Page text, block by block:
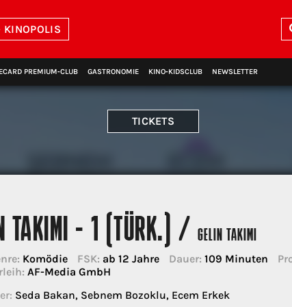
KINOPOLIS
PREMIUM‑CLUB GASTRONOMIE KINO‑KIDSCLUB NEWSLETTER
TICKETS
TAKIMI - 1 (TÜRK.) / GELIN TAKIMI
Komödie FSK: ab 12 Jahre Dauer: 109 Minuten
AF-Media GmbH
Seda Bakan, Sebnem Bozoklu, Ecem Erkek